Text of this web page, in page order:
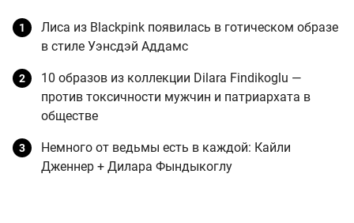
Лиса из Blackpink появилась в готическом образе
в стиле Уэнсдэй Аддамс
10 образов из коллекции Dilara Findikoglu —
против токсичности мужчин и патриархата в
обществе
Немного от ведьмы есть в каждой: Кайли
Дженнер + Дилара Фындыкоглу